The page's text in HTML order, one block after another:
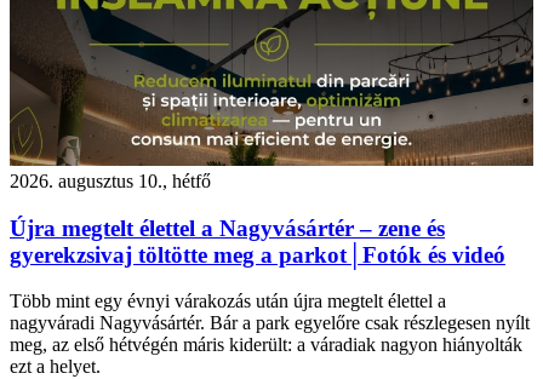
2026. augusztus 10., hétfő
Újra megtelt élettel a Nagyvásártér – zene és
gyerekzsivaj töltötte meg a parkot│Fotók és videó
Több mint egy évnyi várakozás után újra megtelt élettel a
nagyváradi Nagyvásártér. Bár a park egyelőre csak részlegesen nyílt
meg, az első hétvégén máris kiderült: a váradiak nagyon hiányolták
ezt a helyet.